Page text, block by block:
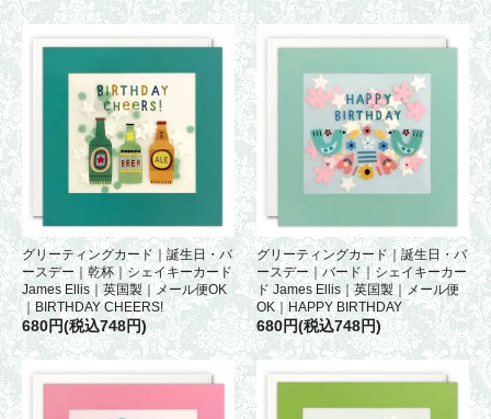
グリーティングカード｜誕生日・バ
ースデー｜乾杯｜シェイキーカード
James Ellis｜英国製｜メール便OK
｜BIRTHDAY CHEERS!
680円(税込748円)
グリーティングカード｜誕生日・バ
ースデー｜バード｜シェイキーカー
ド James Ellis｜英国製｜メール便
OK｜HAPPY BIRTHDAY
680円(税込748円)